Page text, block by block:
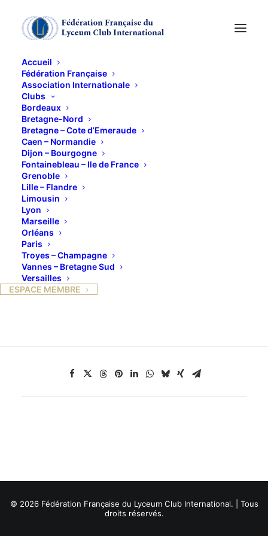
Accueil
Fédération Française
Association Internationale
Clubs
Bordeaux
Bretagne-Nord
Bretagne – Cote d’Emeraude
Caen – Normandie
Dijon – Bourgogne
Fontainebleau – Ile de France
Grenoble
Lille – Flandre
Limousin
Lyon
Marseille
Orléans
Paris
Troyes – Champagne
Vannes – Bretagne Sud
Versailles
ESPACE MEMBRE
Exposition "Dans
l'Intimité des frères
Caillebotte"
– Avec Hélène Norlöff
–Mise en regard inédite des tableaux de Gustave et
des photographies de Martial.
© 2026 Fédération Française du Lyceum Club International. | Tous
droits réservés.